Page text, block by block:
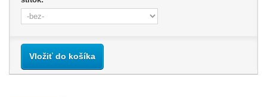
Vložiť do košíka